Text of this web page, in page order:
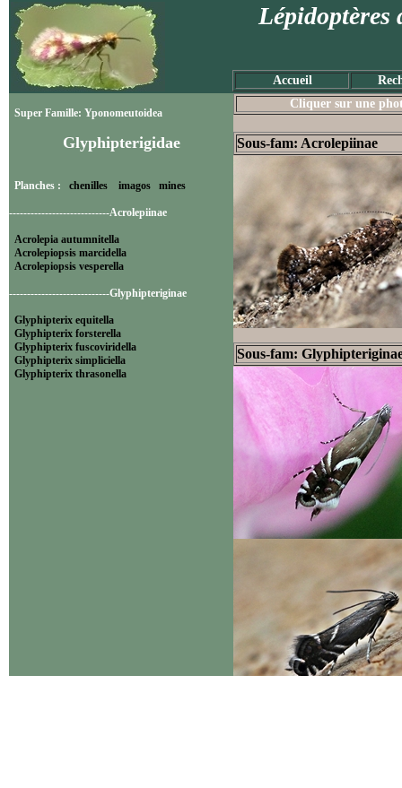
Lépidoptères
Accueil
Super Famille: Yponomeutoidea
Glyphipterigidae
Planches : chenilles imagos mines
----------------------------Acrolepiinae
Acrolepia autumnitella
Acrolepiopsis marcidella
Acrolepiopsis vesperella
----------------------------Glyphipteriginae
Glyphipterix equitella
Glyphipterix forsterella
Glyphipterix fuscoviridella
Glyphipterix simpliciella
Glyphipterix thrasonella
Cliquer sur une
Sous-fam: Acrolepiinae
Sous-fam: